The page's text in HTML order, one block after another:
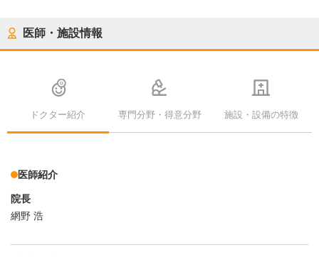
医師・施設情報
ドクター紹介 専門分野・得意分野 施設・設備の特徴
医師紹介
院長
網野 浩